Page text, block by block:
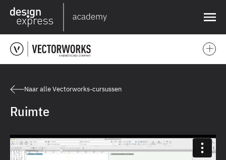
❌
Naar alle Vectorworks-cursussen
Ruimte